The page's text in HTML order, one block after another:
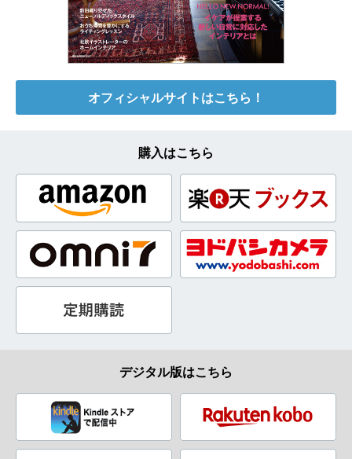
オフィシャルサイトはこちら！
購入はこちら
デジタル版はこちら